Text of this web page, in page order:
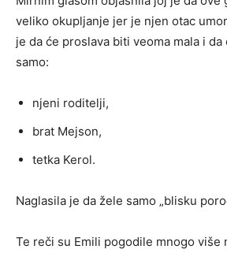
veliko okupljanje jer je njen otac
je da će proslava biti veoma mala i
samo:
njeni roditelji,
brat Mejson,
tetka Kerol.
Naglasila je da žele samo „blisku
Te reči su Emili pogodile mnogo više